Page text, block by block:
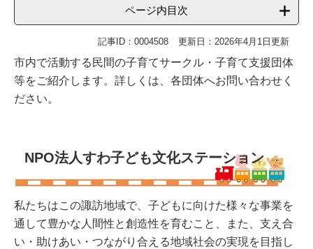
ページ内目次
記事ID：0004508 更新日：2026年4月1日更新
市内で活動する民間の子育てサークル・子育て支援団体
等をご紹介します。詳しくは、各団体へお問い合わせく
ださい。
NPO法人すわ子ども文化ステーション
私たちはこの諏訪地域で、子どもに向けた様々な事業を
通して豊かな人間性と創造性を育むこと、また、支え合
い・助けあい・つながり合える地域社会の実現を目指し